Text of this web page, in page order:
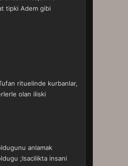
tipki Adem gibi
rituelinde kurbanlar,
olan iliski
anlamak
;Isacilikta insani